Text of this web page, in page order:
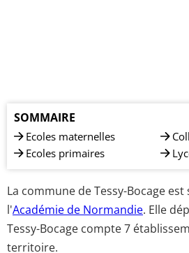
SOMMAIRE
Ecoles maternelles
Ecoles primaires
La commune de Tessy-Bocage est
l'Académie de Normandie. Elle
Tessy-Bocage compte 7
territoire.